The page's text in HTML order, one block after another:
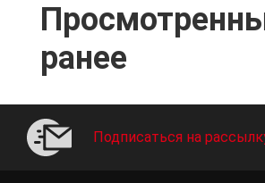
ранее
Подписаться на